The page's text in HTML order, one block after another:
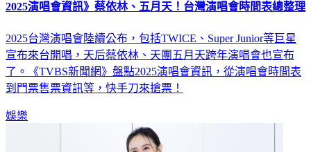
2025演唱會資訊》蔡依林、五月天！台灣演唱會時間表總整理
2025台灣演唱會陸續公布，包括TWICE、Super Junior等巨星
宣布來台開唱，天后蔡依林、天團五月天跨年演唱會也宣布
了。《TVBS新聞網》盤點2025演唱會資訊，從演唱會時間表
到門票售票資訊等，快手刀來搶票！
娛樂